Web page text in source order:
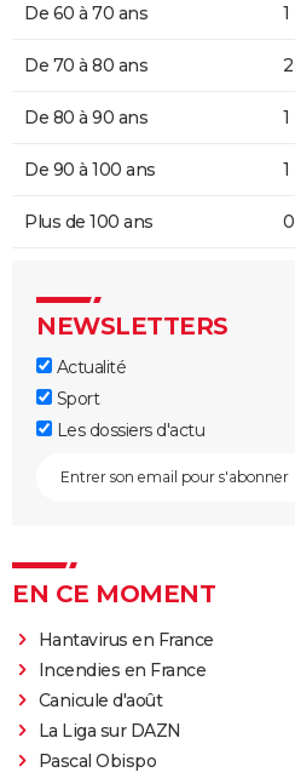
De 60 à 70 ans 1
De 70 à 80 ans 2
De 80 à 90 ans 1
De 90 à 100 ans 1
Plus de 100 ans 0
NEWSLETTERS
Actualité
Sport
Les dossiers d'actu
EN CE MOMENT
Hantavirus en France
Incendies en France
Canicule d'août
La Liga sur DAZN
Pascal Obispo